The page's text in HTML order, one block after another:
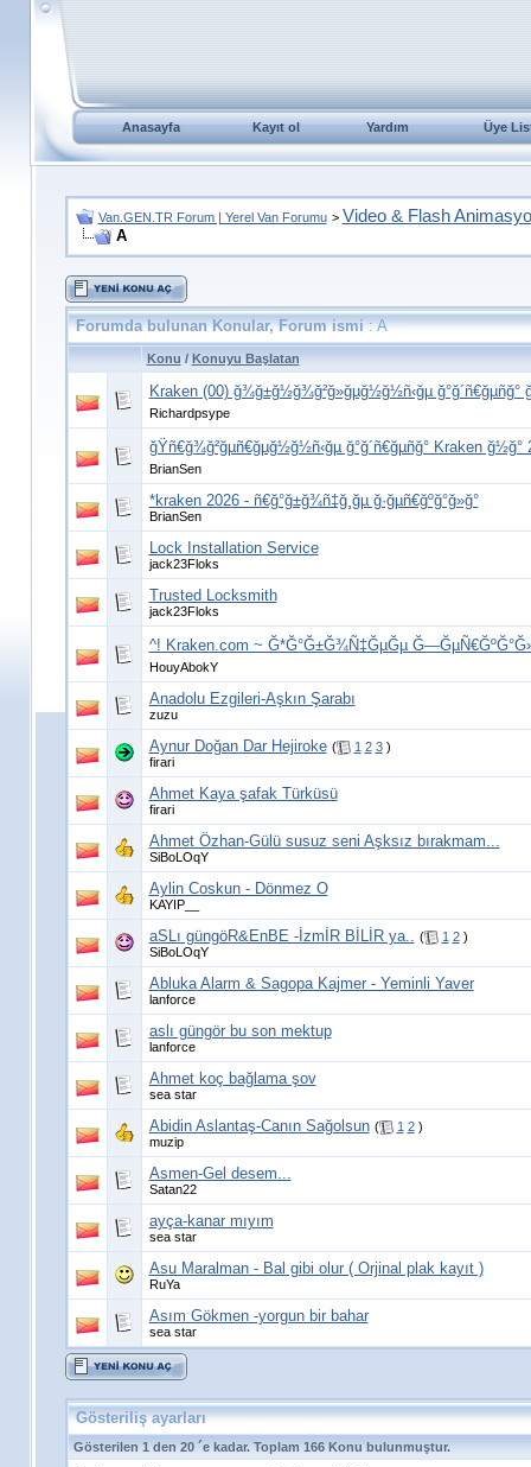
Anasayfa Kayıt ol Yardım Üye
Van.GEN.TR Forum | Yerel Van Forumu > Video & Flash
A
Forumda bulunan Konular, Forum ismi: A
Konu / Konuyu Başlatan
Kraken (00) ğ¾ğ±ğ½ğ¾ğ²ğ»ğµğ½ğ½ñ‹ğµ ğ°ğ´ñ€ğµñğ°
Richardpsype
ğŸñ€ğ¾ğ²ğµñ€ğµğ½ğ½ñ‹ğµ ğ°ğ´ñ€ğµñğ° Kraken ğ½ğ°
BrianSen
*kraken 2026 - ñ€ğ°ğ±ğ¾ñ‡ğ¸ğµ ğ·ğµñ€ğºğ°ğ»ğ°
BrianSen
Lock Installation Service
jack23Floks
Trusted Locksmith
jack23Floks
^! Kraken.com ~ Ğ*Ğ°Ğ±Ğ¾Ñ‡ĞµĞµ
HouyAbokY
Anadolu Ezgileri-Aşkın Şarabı
zuzu
Aynur Doğan Dar Hejiroke ( 1 2 3 )
firari
Ahmet Kaya şafak Türküsü
firari
Ahmet Özhan-Gülü susuz seni Aşksız bırakmam...
SiBoLOqY
Aylin Coskun - Dönmez O
KAYIP__
aSLı güngöR&EnBE -İzmİR BİLİR ya.. ( 1 2 )
SiBoLOqY
Abluka Alarm & Sagopa Kajmer - Yeminli Yaver
lanforce
aslı güngör bu son mektup
lanforce
Ahmet koç bağlama şov
sea star
Abidin Aslantaş-Canın Sağolsun ( 1 2 )
muzip
Asmen-Gel desem...
Satan22
ayça-kanar mıyım
sea star
Asu Maralman - Bal gibi olur ( Orjinal plak kayıt )
RuYa
Asım Gökmen -yorgun bir bahar
sea star
Gösteriliş ayarları
Gösterilen 1 den 20 ´e kadar. Toplam 166 Konu bulunmuştur.